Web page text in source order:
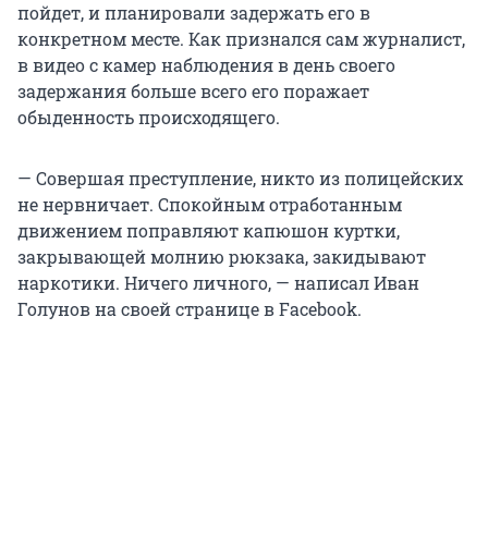
пойдет, и планировали задержать его в
конкретном месте. Как признался сам журналист,
в видео с камер наблюдения в день своего
задержания больше всего его поражает
обыденность происходящего.
— Совершая преступление, никто из полицейских
не нервничает. Спокойным отработанным
движением поправляют капюшон куртки,
закрывающей молнию рюкзака, закидывают
наркотики. Ничего личного, — написал Иван
Голунов на своей странице в Facebook.